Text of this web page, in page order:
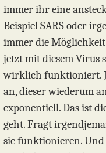
immer ihr eine
Beispiel SARS oder
immer die
jetzt mit diesem Virus
wirklich funktioniert.
an, dieser wiederum
exponentiell. Das ist
geht. Fragt
sie funktionieren. Und